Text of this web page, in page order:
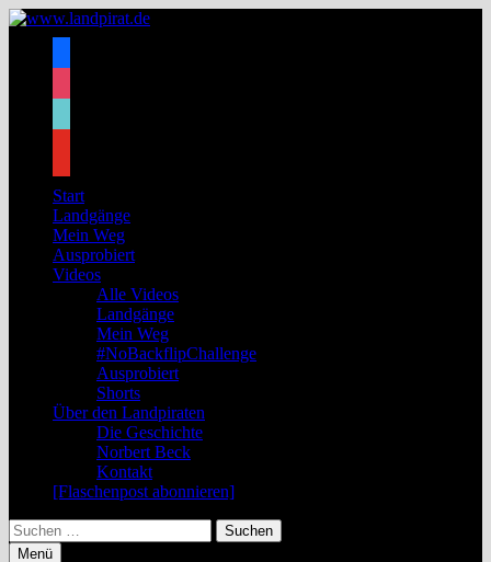
Zum
Start
Landgänge
Mein Weg
Ausprobiert
Videos
Alle Videos
Landgänge
Mein Weg
#NoBackflipChallenge
Ausprobiert
Shorts
Über den Landpiraten
Die Geschichte
Norbert Beck
Kontakt
[Flaschenpost abonnieren]
Suchen
nach:
Menü